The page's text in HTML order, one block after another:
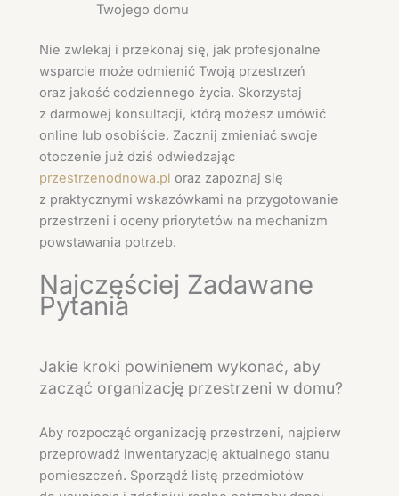
Twojego domu
Nie zwlekaj i przekonaj się, jak profesjonalne
wsparcie może odmienić Twoją przestrzeń
oraz jakość codziennego życia. Skorzystaj
z darmowej konsultacji, którą możesz umówić
online lub osobiście. Zacznij zmieniać swoje
otoczenie już dziś odwiedzając
przestrzenodnowa.pl oraz zapoznaj się
z praktycznymi wskazówkami na przygotowanie
przestrzeni i oceny priorytetów na mechanizm
powstawania potrzeb.
Najczęściej Zadawane
Pytania
Jakie kroki powinienem wykonać, aby
zacząć organizację przestrzeni w domu?
Aby rozpocząć organizację przestrzeni, najpierw
przeprowadź inwentaryzację aktualnego stanu
pomieszczeń. Sporządź listę przedmiotów